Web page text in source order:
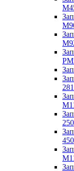
281
250
450